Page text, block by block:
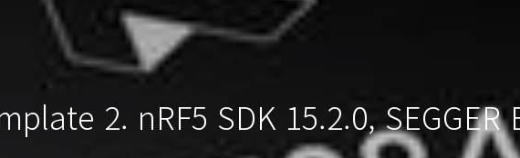
2. nRF5 SDK 15.2.0, SEGGER